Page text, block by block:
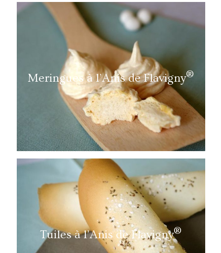
Meringues à l’Anis de Flavigny®
Tuiles à l’Anis de Flavigny®